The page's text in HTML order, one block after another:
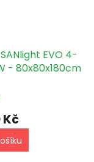
EVO 4-
- 80x80x180cm
Kč